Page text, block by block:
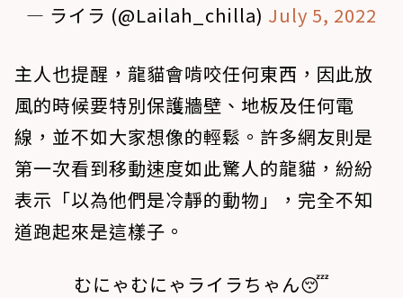
— ライラ (@Lailah_chilla) July 5, 2022
主人也提醒，龍貓會啃咬任何東西，因此放
風的時候要特別保護牆壁、地板及任何電
線，並不如大家想像的輕鬆。許多網友則是
第一次看到移動速度如此驚人的龍貓，紛紛
表示「以為他們是冷靜的動物」，完全不知
道跑起來是這樣子。
むにゃむにゃライラちゃん😴